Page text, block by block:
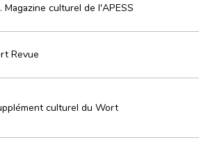
culturel de l'APESS
Revue
culturel du Wort